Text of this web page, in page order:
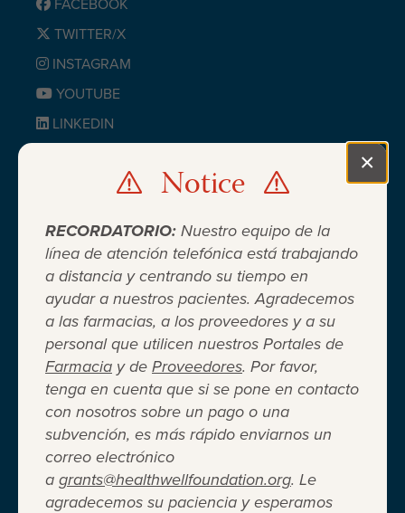
Notice
RECORDATORIO: Nuestro equipo de la
línea de atención telefónica está trabajando
a distancia y centrando su tiempo en
ayudar a nuestros pacientes. Agradecemos
a las farmacias, a los proveedores y a su
personal que utilicen nuestros Portales de
Farmacia y de Proveedores. Por favor,
tenga en cuenta que si se pone en contacto
con nosotros sobre un pago o una
subvención, es más rápido enviarnos un
correo electrónico
a grants@healthwellfoundation.org. Le
agradecemos su paciencia y esperamos
×
Cuando el seguro médico no es
suficiente ®
Entidad 501(c)(3) independiente sin fines de lucro
que brinda asistencia financiera a adultos y niños
para cubrir el costo del coseguro de los
medicamentos recetados, copagos, deducibles,
FACEBOOK
TWITTER/X
INSTAGRAM
YOUTUBE
LINKEDIN